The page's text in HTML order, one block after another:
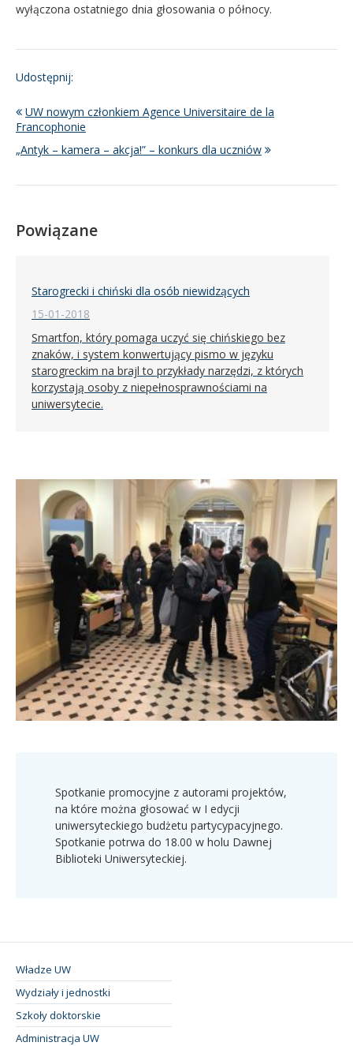
wyłączona ostatniego dnia głosowania o północy.
Udostępnij:
UW nowym członkiem Agence Universitaire de la
Francophonie
„Antyk – kamera – akcja!” – konkurs dla uczniów
Powiązane
Starogrecki i chiński dla osób niewidzących
15-01-2018
Smartfon, który pomaga uczyć się chińskiego bez
znaków, i system konwertujący pismo w języku
starogreckim na brajl to przykłady narzędzi, z których
korzystają osoby z niepełnosprawnościami na
uniwersytecie.
Spotkanie promocyjne z autorami projektów,
na które można głosować w I edycji
uniwersyteckiego budżetu partycypacyjnego.
Spotkanie potrwa do 18.00 w holu Dawnej
Biblioteki Uniwersyteckiej.
Władze UW
Wydziały i jednostki
Szkoły doktorskie
Administracja UW